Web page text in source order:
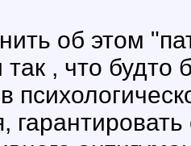
об этом
, что будто